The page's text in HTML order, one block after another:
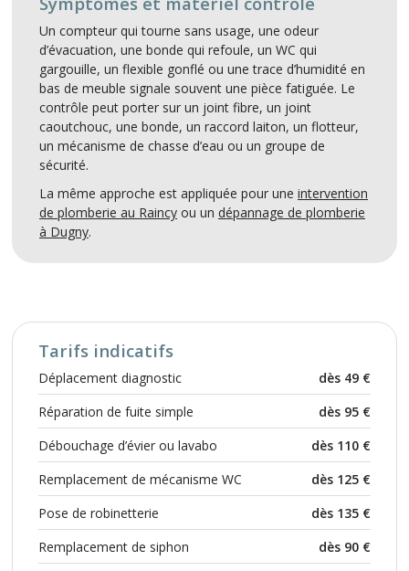
Un compteur qui tourne sans usage, une odeur
d’évacuation, une bonde qui refoule, un WC qui
gargouille, un flexible gonflé ou une trace d’humidité en
bas de meuble signale souvent une pièce fatiguée. Le
contrôle peut porter sur un joint fibre, un joint
caoutchouc, une bonde, un raccord laiton, un flotteur,
un mécanisme de chasse d’eau ou un groupe de
sécurité.
La même approche est appliquée pour une intervention
de plomberie au Raincy ou un dépannage de plomberie
à Dugny.
Tarifs indicatifs
Déplacement diagnostic
dès 49 €
Réparation de fuite simple
dès 95 €
Débouchage d’évier ou lavabo
dès 110 €
Remplacement de mécanisme WC
dès 125 €
Pose de robinetterie
dès 135 €
Remplacement de siphon
dès 90 €